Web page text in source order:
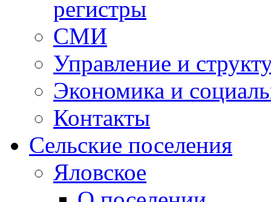
регистры
СМИ
Управление и
Экономика и
Контакты
Сельские поселения
Яловское